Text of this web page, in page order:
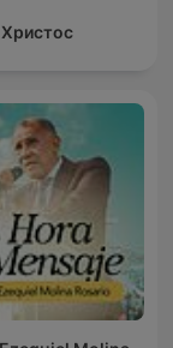
Христос